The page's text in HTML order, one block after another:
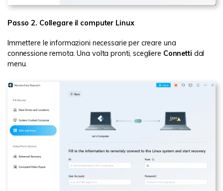
Passo 2. Collegare il computer Linux
Immettere le informazioni necessarie per creare una
connessione remota. Una volta pronti, scegliere Connetti dal
menu.